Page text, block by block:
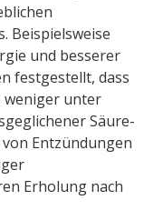
Beispielsweise
und besserer
festgestellt, dass
weniger unter
Säure-
Entzündungen
Erholung nach